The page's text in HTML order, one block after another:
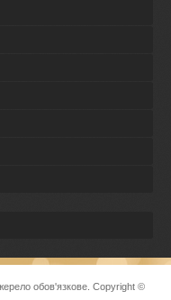
обов'язкове. Copyright ©